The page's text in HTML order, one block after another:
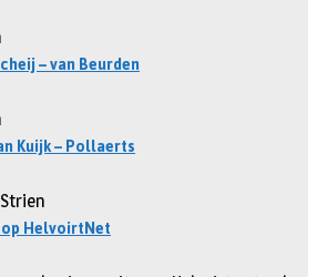
– van Beurden
Kuijk – Pollaerts
HelvoirtNet